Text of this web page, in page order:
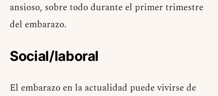
ansioso, sobre todo durante el primer trimestre
del embarazo.
Social/laboral
El embarazo en la actualidad puede vivirse de